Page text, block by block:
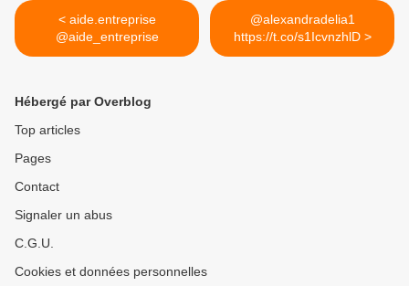
< aide.entreprise
@aide_entreprise
@alexandradelia1
https://t.co/s1IcvnzhlD >
Hébergé par Overblog
Top articles
Pages
Contact
Signaler un abus
C.G.U.
Cookies et données personnelles